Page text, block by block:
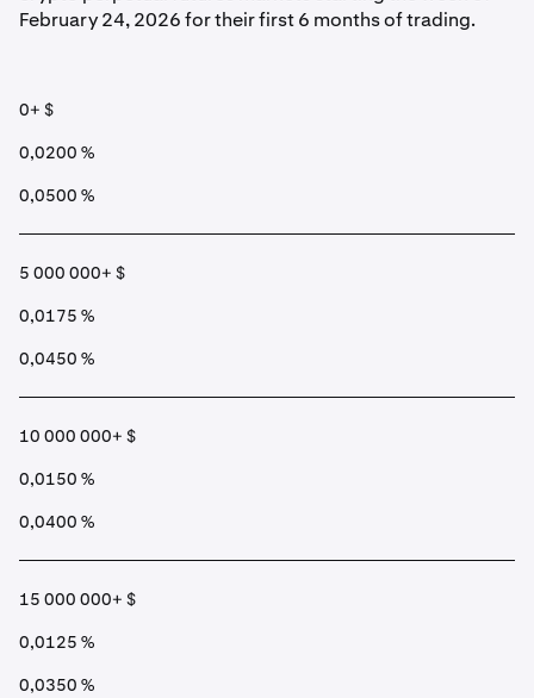
February 24, 2026 for their first 6 months of trading.
0+ $
0,0200 %
0,0500 %
5 000 000+ $
0,0175 %
0,0450 %
10 000 000+ $
0,0150 %
0,0400 %
15 000 000+ $
0,0125 %
0,0350 %